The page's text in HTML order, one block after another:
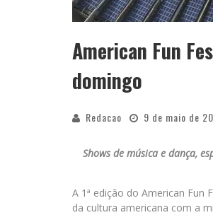
American Fun
domingo
Redacao 9 de maio de
Shows de música e dança,
A 1ª edição do American
da cultura americana com a